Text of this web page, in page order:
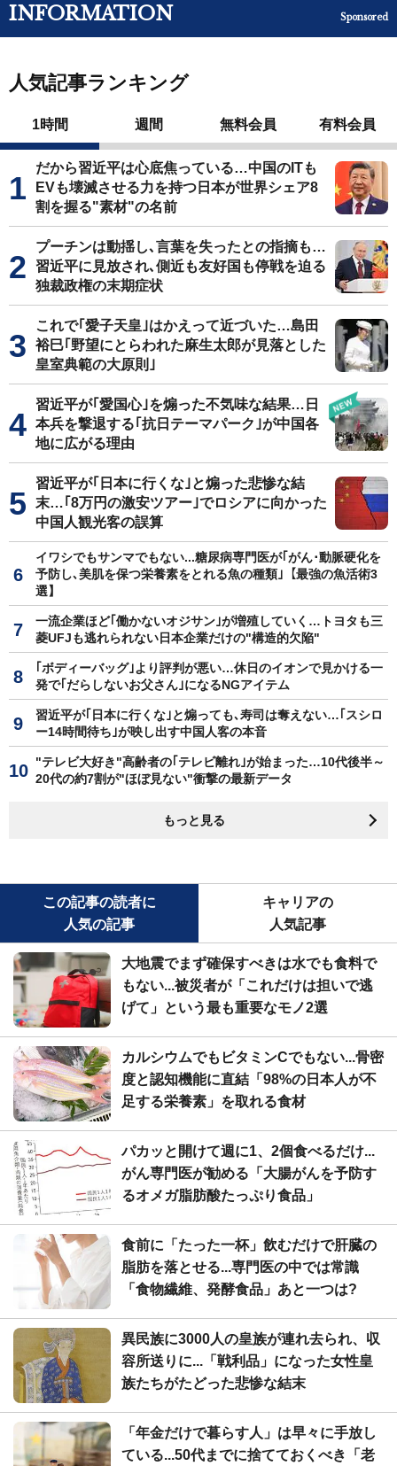
INFORMATION Sponsored
人気記事ランキング
1時間 週間 無料会員 有料会員
だから習近平は心底焦っている…中国のITも
EVも壊滅させる力を持つ日本が世界シェア8
割を握る"素材"の名前
プーチンは動揺し､言葉を失ったとの指摘も…
習近平に見放され､側近も友好国も停戦を迫る
独裁政権の末期症状
これで｢愛子天皇｣はかえって近づいた…島田
裕巳｢野望にとらわれた麻生太郎が見落とした
皇室典範の大原則｣
習近平が｢愛国心｣を煽った不気味な結果…日
本兵を撃退する｢抗日テーマパーク｣が中国各
地に広がる理由
習近平が｢日本に行くな｣と煽った悲惨な結
末…｢8万円の激安ツアー｣でロシアに向かった
中国人観光客の誤算
イワシでもサンマでもない...糖尿病専門医が｢がん･動脈硬化を
予防し､美肌を保つ栄養素をとれる魚の種類｣【最強の魚活術3
選】
一流企業ほど｢働かないオジサン｣が増殖していく…トヨタも三
菱UFJも逃れられない日本企業だけの"構造的欠陥"
｢ボディーバッグ｣より評判が悪い…休日のイオンで見かける一
発で｢だらしないお父さん｣になるNGアイテム
習近平が｢日本に行くな｣と煽っても､寿司は奪えない…｢スシロ
ー14時間待ち｣が映し出す中国人客の本音
"テレビ大好き"高齢者の｢テレビ離れ｣が始まった…10代後半～
20代の約7割が"ほぼ見ない"衝撃の最新データ
もっと見る
この記事の読者に
人気の記事
キャリアの
人気記事
大地震でまず確保すべきは水でも食料で
もない...被災者が「これだけは担いで逃
げて」という最も重要なモノ2選
カルシウムでもビタミンCでもない...骨密
度と認知機能に直結「98%の日本人が不
足する栄養素」を取れる食材
パカッと開けて週に1、2個食べるだけ...
がん専門医が勧める「大腸がんを予防す
るオメガ脂肪酸たっぷり食品」
食前に「たった一杯」飲むだけで肝臓の
脂肪を落とせる...専門医の中では常識
「食物繊維、発酵食品」あと一つは?
異民族に3000人の皇族が連れ去られ、収
容所送りに...「戦利品」になった女性皇
族たちがたどった悲惨な結末
「年金だけで暮らす人」は早々に手放し
ている...50代までに捨てておくべき「老